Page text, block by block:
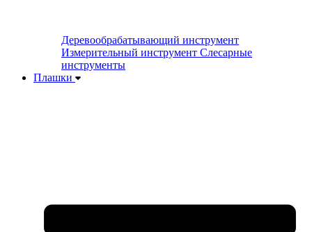
Деревообрабатывающий инструмент
Измерительный инструмент Слесарные
инструменты
Плашки